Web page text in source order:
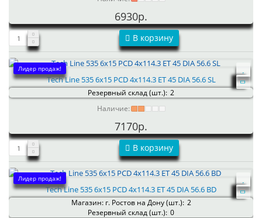
6930р.
В корзину
Лидер продаж!
Tech Line 535 6x15 PCD 4x114.3 ET 45 DIA 56.6 SL
Резервный склад (шт.): 2
Наличие:
7170р.
В корзину
Лидер продаж!
Tech Line 535 6x15 PCD 4x114.3 ET 45 DIA 56.6 BD
Магазин: г. Ростов на Дону (шт.): 2
Резервный склад (шт.): 0